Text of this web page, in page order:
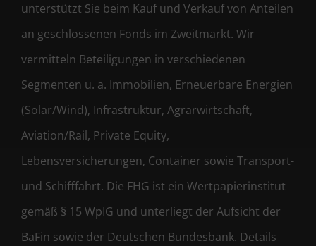
unterstützt Sie beim Kauf und Verkauf von Anteilen
an geschlossenen Fonds im Zweitmarkt. Wir
vermitteln Beteiligungen in verschiedenen
Segmenten u. a. Immobilien, Erneuerbare Energien
(Solar/Wind), Infrastruktur, Agrarwirtschaft,
Aviation/Rail, Private Equity,
Lebensversicherungen, Container sowie Transport-
und Schifffahrt. Die FHG ist ein Wertpapierinstitut
gemäß § 15 WpIG und unterliegt der Aufsicht der
BaFin sowie der Deutschen Bundesbank. Details